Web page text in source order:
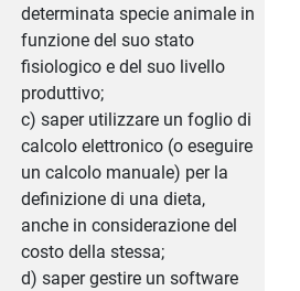
determinata specie animale in
funzione del suo stato
fisiologico e del suo livello
produttivo;
c) saper utilizzare un foglio di
calcolo elettronico (o eseguire
un calcolo manuale) per la
definizione di una dieta,
anche in considerazione del
costo della stessa;
d) saper gestire un software